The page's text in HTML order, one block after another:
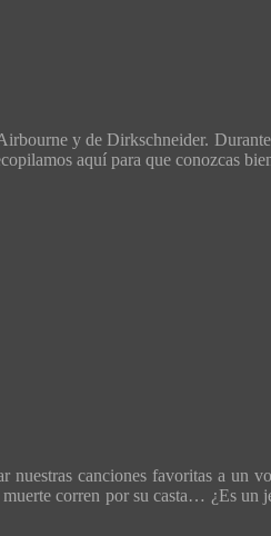
y de Dirkschneider.
aquí para que conozcas
nuestras canciones favoritas a un
corren por su casta… ¿Es un